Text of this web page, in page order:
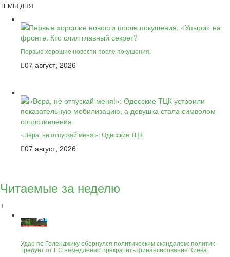
ТЕМЫ ДНЯ
Первые хорошие новости после покушения.
07 август, 2026
«Вера, не отпускай меня!»: Одесские ТЦК
07 август, 2026
Читаемые за неделю
+
Удар по Геленджику обернулся политическим скандалом: политик
требует от ЕС немедленно прекратить финансирование Киева